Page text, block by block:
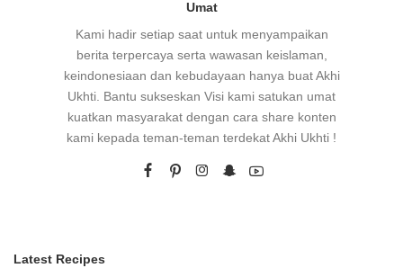
Umat
Kami hadir setiap saat untuk menyampaikan
berita terpercaya serta wawasan keislaman,
keindonesiaan dan kebudayaan hanya buat Akhi
Ukhti. Bantu sukseskan Visi kami satukan umat
kuatkan masyarakat dengan cara share konten
kami kepada teman-teman terdekat Akhi Ukhti !
Latest Recipes